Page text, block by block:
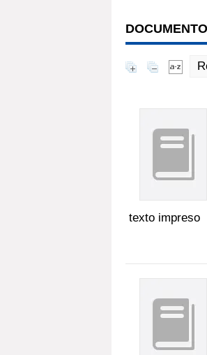
texto impreso